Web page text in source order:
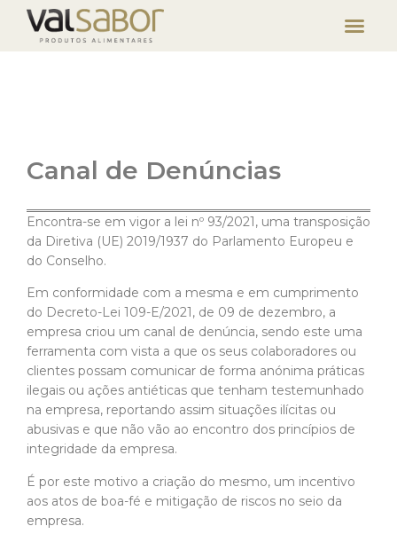
Canal de Denúncias
Encontra-se em vigor a lei nº 93/2021, uma transposição
da Diretiva (UE) 2019/1937 do Parlamento Europeu e
do Conselho.
Em conformidade com a mesma e em cumprimento
do Decreto-Lei 109-E/2021, de 09 de dezembro, a
empresa criou um canal de denúncia, sendo este uma
ferramenta com vista a que os seus colaboradores ou
clientes possam comunicar de forma anónima práticas
ilegais ou ações antiéticas que tenham testemunhado
na empresa, reportando assim situações ilícitas ou
abusivas e que não vão ao encontro dos princípios de
integridade da empresa.
É por este motivo a criação do mesmo, um incentivo
aos atos de boa-fé e mitigação de riscos no seio da
empresa.